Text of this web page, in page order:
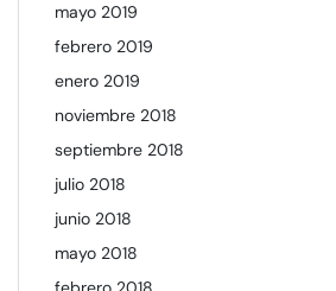
mayo 2019
febrero 2019
enero 2019
noviembre 2018
septiembre 2018
julio 2018
junio 2018
mayo 2018